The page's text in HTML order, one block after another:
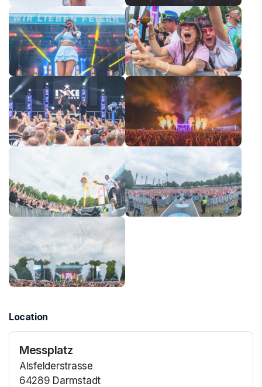
Location
Messplatz
Alsfelderstrasse
64289 Darmstadt